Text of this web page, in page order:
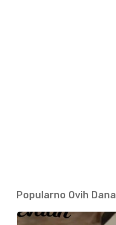
Popularno Ovih Dana